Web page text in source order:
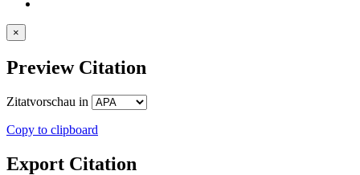
×
Preview Citation
Zitatvorschau in
Copy to clipboard
Export Citation